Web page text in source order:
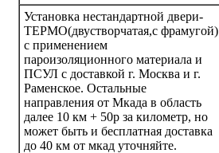
Установка нестандартной двери-
ТЕРМО(двустворчатая,с фрамугой)
с применением
пароизоляционного материала и
ПСУЛ с доставкой г. Москва и г.
Раменское. Остальные
направления от Мкада в область
далее 10 км + 50р за километр, но
может быть и бесплатная доставка
до 40 км от мкад уточняйте.